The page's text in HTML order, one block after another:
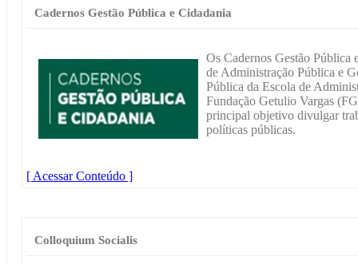
Cadernos Gestão Pública e Cidadania
Os Cadernos Gestão Pública
de Administração Pública e
Pública da Escola de
Fundação Getulio Vargas
principal objetivo divulgar
políticas públicas.
[ Acessar Conteúdo ]
Colloquium Socialis